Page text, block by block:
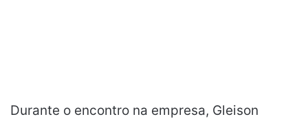
Durante o encontro na empresa, Gleison